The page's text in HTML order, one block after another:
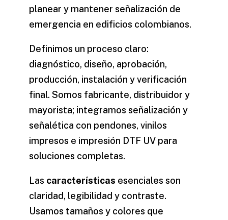
planear y mantener señalización de
emergencia en edificios colombianos.
Definimos un proceso claro:
diagnóstico, diseño, aprobación,
producción, instalación y verificación
final. Somos fabricante, distribuidor y
mayorista; integramos señalización y
señalética con pendones, vinilos
impresos e impresión DTF UV para
soluciones completas.
Las características esenciales son
claridad, legibilidad y contraste.
Usamos tamaños y colores que